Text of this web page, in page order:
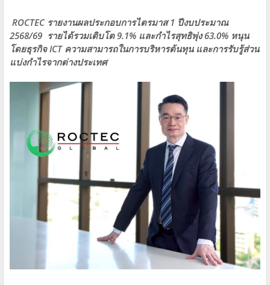
ROCTEC รายงานผลประกอบการไตรมาส 1 ปีงบประมาณ
2568/69 รายได้รวมเติบโต 9.1% และกำไรสุทธิพุ่ง 63.0% หนุน
โดยธุรกิจ ICT ความสามารถในการบริหารต้นทุน และการรับรู้ส่วน
แบ่งกำไรจากต่างประเทศ